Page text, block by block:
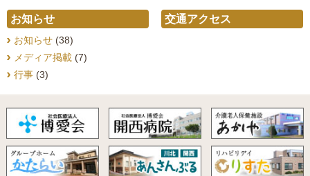
お知らせ
お知らせ (38)
メディア掲載 (7)
行事 (3)
交通アクセス